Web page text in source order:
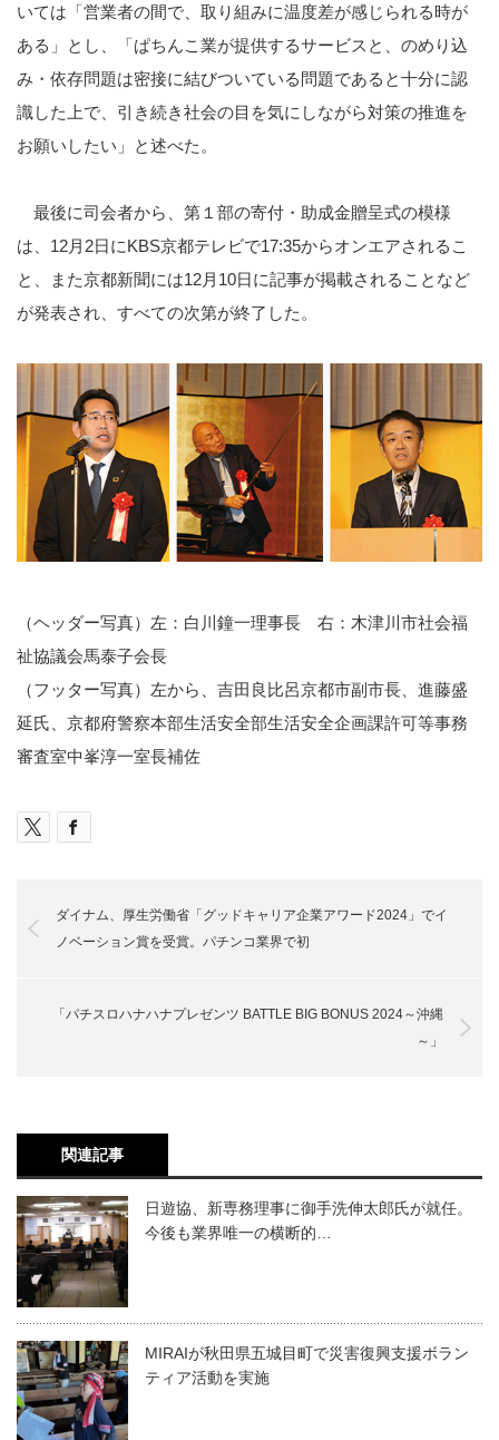
いては「営業者の間で、取り組みに温度差が感じられる時が
ある」とし、「ぱちんこ業が提供するサービスと、のめり込
み・依存問題は密接に結びついている問題であると十分に認
識した上で、引き続き社会の目を気にしながら対策の推進を
お願いしたい」と述べた。
最後に司会者から、第１部の寄付・助成金贈呈式の模様
は、12月2日にKBS京都テレビで17:35からオンエアされるこ
と、また京都新聞には12月10日に記事が掲載されることなど
が発表され、すべての次第が終了した。
（ヘッダー写真）左：白川鐘一理事長 右：木津川市社会福
祉協議会馬泰子会長
（フッター写真）左から、吉田良比呂京都市副市長、進藤盛
延氏、京都府警察本部生活安全部生活安全企画課許可等事務
審査室中峯淳一室長補佐
ダイナム、厚生労働省「グッドキャリア企業アワード2024」でイ
ノベーション賞を受賞。パチンコ業界で初
「パチスロハナハナプレゼンツ BATTLE BIG BONUS 2024～沖縄
～」
関連記事
日遊協、新専務理事に御手洗伸太郎氏が就任。
今後も業界唯一の横断的…
MIRAIが秋田県五城目町で災害復興支援ボラン
ティア活動を実施